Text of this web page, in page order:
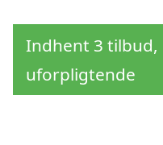
Indhent 3 tilbud,
uforpligtende